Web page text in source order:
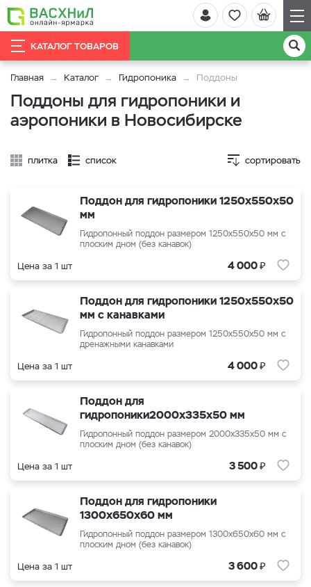
КАТАЛОГ ТОВАРОВ
Главная Каталог Гидропоника Поддоны
Поддоны для гидропоники и
аэропоники в Новосибирске
плитка список сортировать
Поддон для гидропоники 1250х550х50
мм
Гидропонный поддон размером 1250х550х50 мм с
плоским дном (без канавок)
Цена за 1 шт 4 000₽
Поддон для гидропоники 1250х550х50
мм с канавками
Гидропонный поддон размером 1250х550х50 мм с
дренажными канавками
Цена за 1 шт 4 000₽
Поддон для
гидропоники2000x335x50 мм
Гидропонный поддон размером 2000x335x50 мм с
плоским дном (без канавок)
Цена за 1 шт 3 500₽
Поддон для гидропоники
1300x650x60 мм
Гидропонный поддон размером 1300x650x60 мм с
плоским дном (без канавок)
Цена за 1 шт 3 600₽